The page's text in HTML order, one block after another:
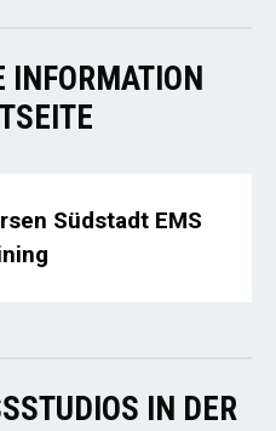
INFORMATION
Südstadt EMS
IN DER